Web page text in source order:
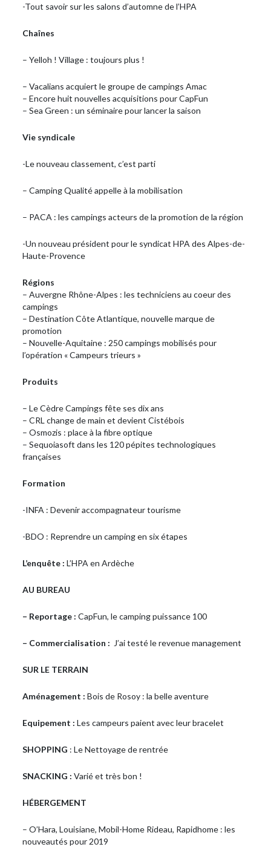
-Tout savoir sur les salons d’automne de l’HPA
Chaînes
– Yelloh ! Village : toujours plus !
– Vacalians acquiert le groupe de campings Amac
– Encore huit nouvelles acquisitions pour CapFun
– Sea Green : un séminaire pour lancer la saison
Vie syndicale
-Le nouveau classement, c’est parti
– Camping Qualité appelle à la mobilisation
– PACA : les campings acteurs de la promotion de la région
-Un nouveau président pour le syndicat HPA des Alpes-de-
Haute-Provence
Régions
– Auvergne Rhône-Alpes : les techniciens au coeur des
campings
– Destination Côte Atlantique, nouvelle marque de
promotion
– Nouvelle-Aquitaine : 250 campings mobilisés pour
l’opération « Campeurs trieurs »
Produits
– Le Cèdre Campings fête ses dix ans
– CRL change de main et devient Cistébois
– Osmozis : place à la fibre optique
– Sequoiasoft dans les 120 pépites technologiques
françaises
Formation
-INFA : Devenir accompagnateur tourisme
-BDO : Reprendre un camping en six étapes
L’enquête :L’HPA en Ardèche
AU BUREAU
– Reportage : CapFun, le camping puissance 100
– Commercialisation : J’ai testé le revenue management
SUR LE TERRAIN
Aménagement : Bois de Rosoy : la belle aventure
Equipement : Les campeurs paient avec leur bracelet
SHOPPING : Le Nettoyage de rentrée
SNACKING : Varié et très bon !
HÉBERGEMENT
– O’Hara, Louisiane, Mobil-Home Rideau, Rapidhome : les
nouveautés pour 2019